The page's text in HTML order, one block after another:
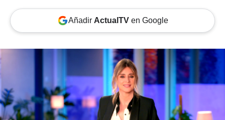
Añadir ActualTVen Google